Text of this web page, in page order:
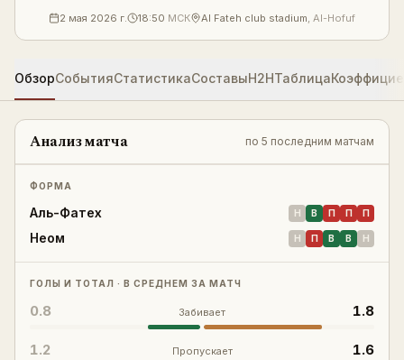
Войти Регистрация
2 мая 2026 г. 18:50 МСК Al Fateh club stadium, Al-Hofuf
ОбзорСобытияСтатистикаСоставыH2HТаблица
Анализ матча по 5 последним матчам
ФОРМА
Аль-Фатех Н В П П П
Неом Н П В В Н
ГОЛЫ И ТОТАЛ · В СРЕДНЕМ ЗА МАТЧ
0.8 Забивает 1.8
1.2 Пропускает 1.6